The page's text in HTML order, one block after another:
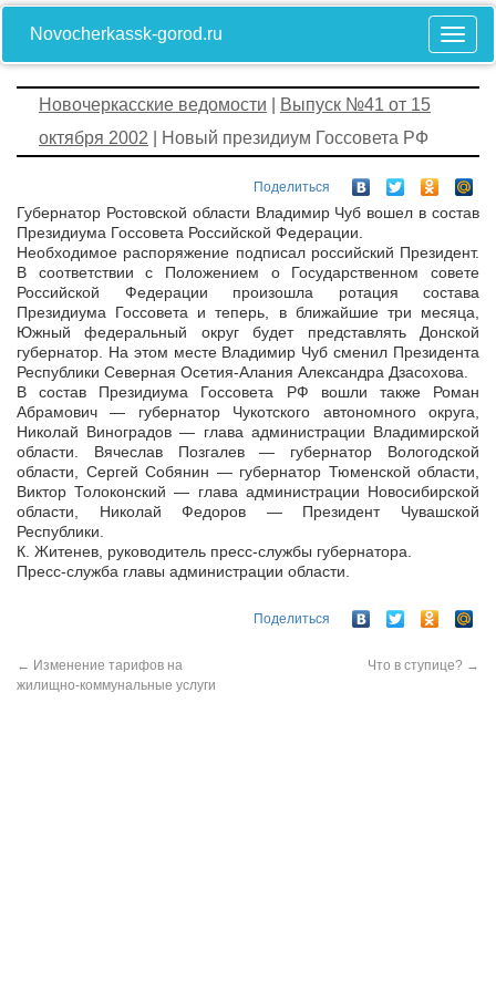
Novocherkassk-gorod.ru
Новочеркасские ведомости
Выпуск №41 от 15
октября 2002 | Новый президиум Госсовета РФ
Поделиться
Губернатор Ростовской области Владимир Чуб вошел в состав
Президиума Госсовета Российской Федерации.
Необходимое распоряжение подписал российский Президент.
В соответствии с Положением о Государственном совете
Российской Федерации произошла ротация состава
Президиума Госсовета и теперь, в ближайшие три месяца,
Южный федеральный округ будет представлять Донской
губернатор. На этом месте Владимир Чуб сменил Президента
Республики Северная Осетия-Алания Александра Дзасохова.
В состав Президиума Госсовета РФ вошли также Роман
Абрамович — губернатор Чукотского автономного округа,
Николай Виноградов — глава администрации Владимирской
области. Вячеслав Позгалев — губернатор Вологодской
области, Сергей Собянин — губернатор Тюменской области,
Виктор Толоконский — глава администрации Новосибирской
области, Николай Федоров — Президент Чувашской
Республики.
К. Житенев, руководитель пресс-службы губернатора.
Пресс-служба главы администрации области.
Поделиться
← Изменение тарифов на
жилищно-коммунальные услуги
Что в ступице? →